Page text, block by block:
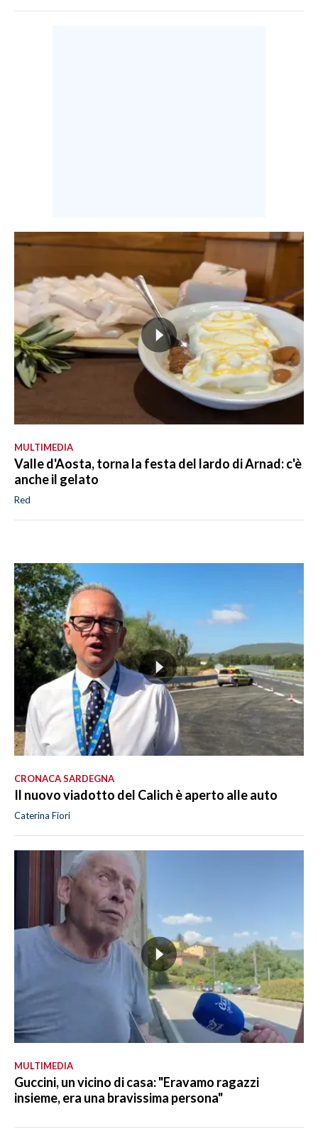
MULTIMEDIA
Valle d'Aosta, torna la festa del lardo di Arnad: c'è
anche il gelato
Red
CRONACA SARDEGNA
Il nuovo viadotto del Calich è aperto alle auto
Caterina Fiori
MULTIMEDIA
Guccini, un vicino di casa: "Eravamo ragazzi
insieme, era una bravissima persona"